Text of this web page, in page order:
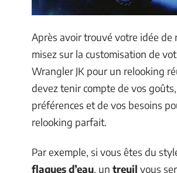
Après avoir trouvé votre idée de
misez sur la customisation de
Wrangler JK pour un relooking
devez tenir compte de vos
préférences et de vos besoins
relooking parfait.
Par exemple, si vous êtes du
flaques d’eau, un treuil vous